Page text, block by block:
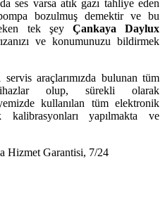
ses varsa atık gazı tahliye eden
bozulmuş demektir ve bu
tek şey Çankaya Daylux
ve konumunuzu bildirmek
araçlarımızda bulunan tüm
olup, sürekli olarak
kullanılan tüm elektronik
yapılmakta ve
Hizmet Garantisi, 7/24